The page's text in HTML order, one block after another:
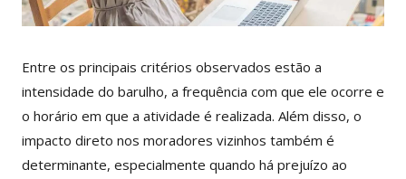
Entre os principais critérios observados estão a
intensidade do barulho, a frequência com que ele ocorre e
o horário em que a atividade é realizada. Além disso, o
impacto direto nos moradores vizinhos também é
determinante, especialmente quando há prejuízo ao